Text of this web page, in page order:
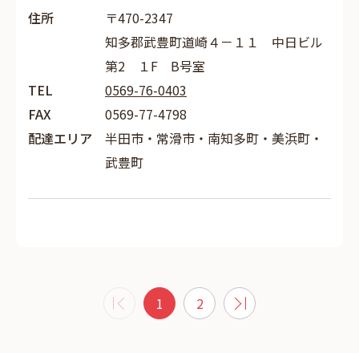
住所
〒470-2347
知多郡武豊町道崎４－１１ 中日ビル
第2 １F B号室
TEL
0569-76-0403
FAX
0569-77-4798
配達エリア
半田市・常滑市・南知多町・美浜町・
武豊町
1 2